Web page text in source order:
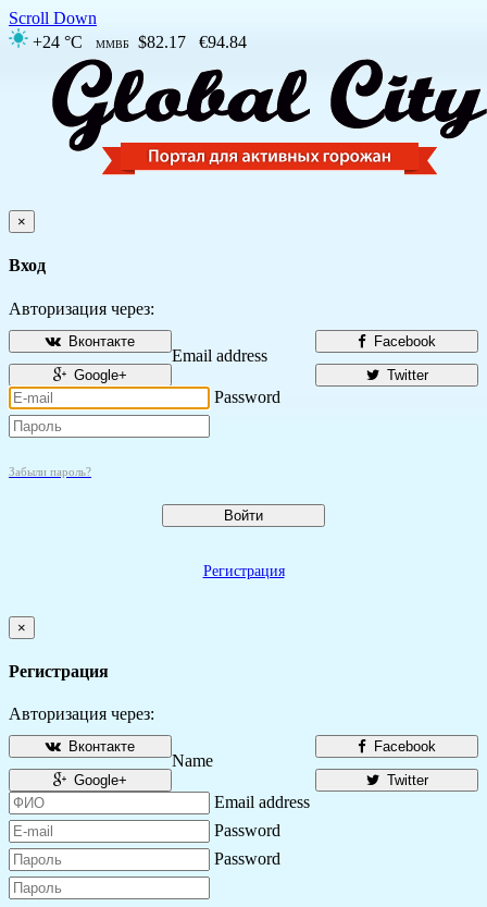
Scroll Down
+24 °C
ММВБ $82.17 €94.84
×
Вход
Авторизация через:
Facebook
Вконтакте
Twitter
Google+
Email address
Password
Забыли пароль?
Войти
Регистрация
×
Регистрация
Авторизация через:
Facebook
Вконтакте
Twitter
Google+
Name
Email address
Password
Password